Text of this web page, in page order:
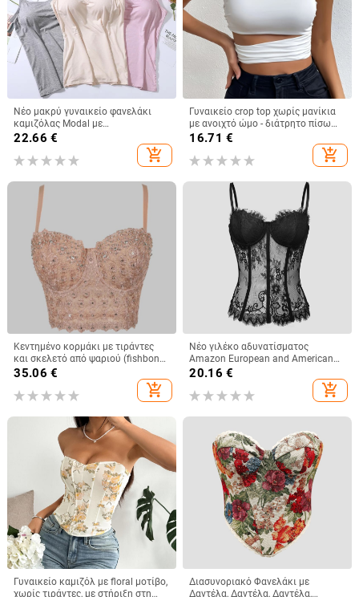
Νέο μακρύ γυναικείο φανελάκι
καμιζόλας Modal με
ενσωματωμένο τοπ και λάστιχο
σουτιέν
22.66 €
add_shopping_cart
Γυναικείο crop top χωρίς μανίκια
με ανοιχτό ώμο - διάτρητο πίσω
σχέδιο, άνετη γραμμή, κοντό
μήκος, μίξη πολυεστέρα-ελαστάν
16.71 €
add_shopping_cart
Κεντημένο κορμάκι με τιράντες
και σκελετό από ψαριού (fishbone),
βέστ με διαμαντιών διακόσμηση,
φλοράλ μοτίβο, στενή γραμμή,
υπερ-κοντό μήκος ≤40 εκ,
35.06 €
add_shopping_cart
Νέο γιλέκο αδυνατίσματος
Amazon European and American
Street Spice Girl Lace Eyelashes
Γυναικείο 9018
20.16 €
add_shopping_cart
Γυναικείο καμιζόλ με floral μοτίβο,
χωρίς τιράντες, με στήριξη στη
Διασυνοριακό Φανελάκι με
Δαντέλα, Δαντέλα, Δαντέλα,